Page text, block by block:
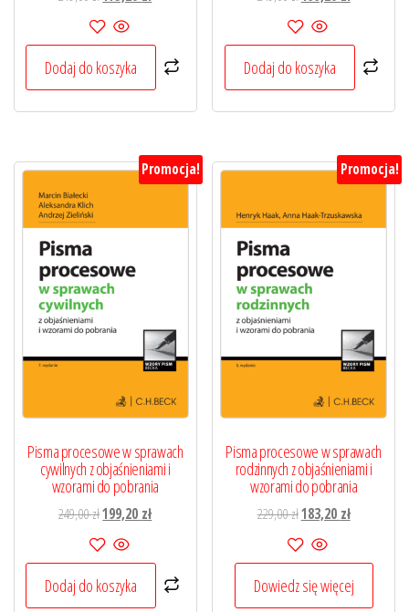
cena
wynosiła:
219,00 zł.
175,20 zł.
Dodaj do koszyka
cena
wynosiła:
249,00 zł.
199,20 zł.
Dodaj do koszyka
Promocja!
Pisma procesowe w sprawach
cywilnych z objaśnieniami i
wzorami do pobrania
249,00złPierwotna
cena
wynosiła:
249,00 zł.
199,20 złAktualna
199,20 zł.
Dodaj do koszyka
Promocja!
Pisma procesowe w sprawach
rodzinnych z objaśnieniami i
wzorami do pobrania
229,00złPierwotna
cena
wynosiła:
229,00 zł.
183,20 złAktualna
183,20 zł.
Dowiedz się więcej